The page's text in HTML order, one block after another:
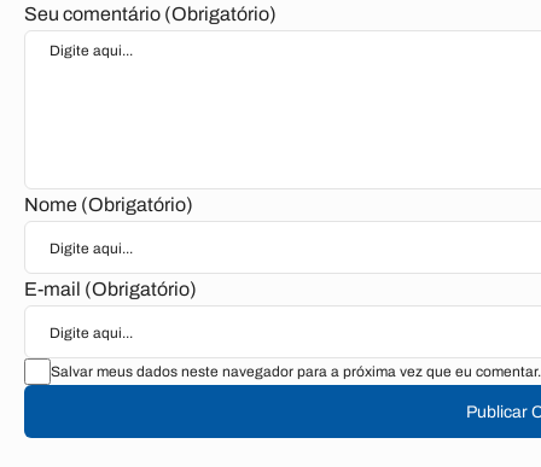
Seu comentário (Obrigatório)
Nome (Obrigatório)
E-mail (Obrigatório)
Salvar meus dados neste navegador para a próxima vez que eu comentar.
Publicar